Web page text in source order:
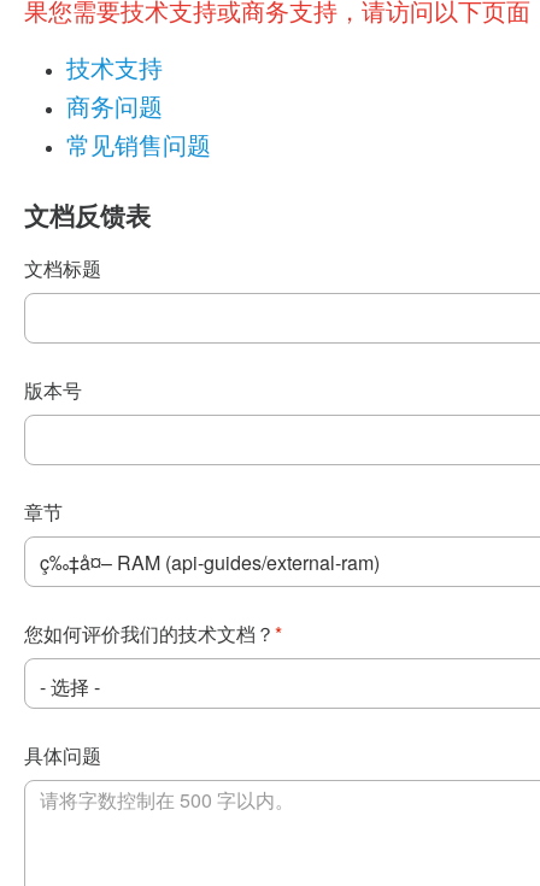
果您需要技术支持或商务支持，请访问以下页面
技术支持
商务问题
常见销售问题
文档反馈表
文档标题
版本号
章节
您如何评价我们的技术文档？ *
具体问题